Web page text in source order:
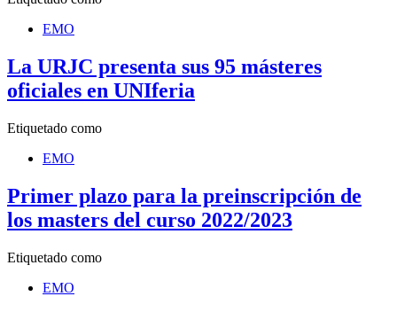
EMO
La URJC presenta sus 95 másteres
oficiales en UNIferia
Etiquetado como
EMO
Primer plazo para la preinscripción de
los masters del curso 2022/2023
Etiquetado como
EMO